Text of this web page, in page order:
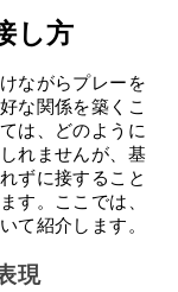
し方
ながらプレーを
な関係を築くこ
は、どのように
れませんが、基
ずに接すること
す。ここでは、
て紹介します。
現